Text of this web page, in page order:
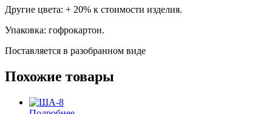
Другие цвета: + 20% к стоимости изделия.
Упаковка: гофрокартон.
Поставляется в разобранном виде
Похожие товары